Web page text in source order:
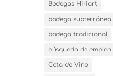
Bodegas Hiriart
bodega subterránea
bodega tradicional
búsqueda de empleo
Cata de Vino